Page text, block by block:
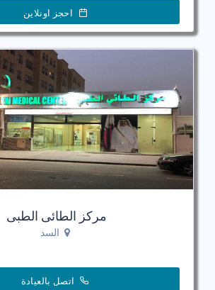
احجز اونلاين
مركز الطائى الطبى
السد
اتصل بالعيادة